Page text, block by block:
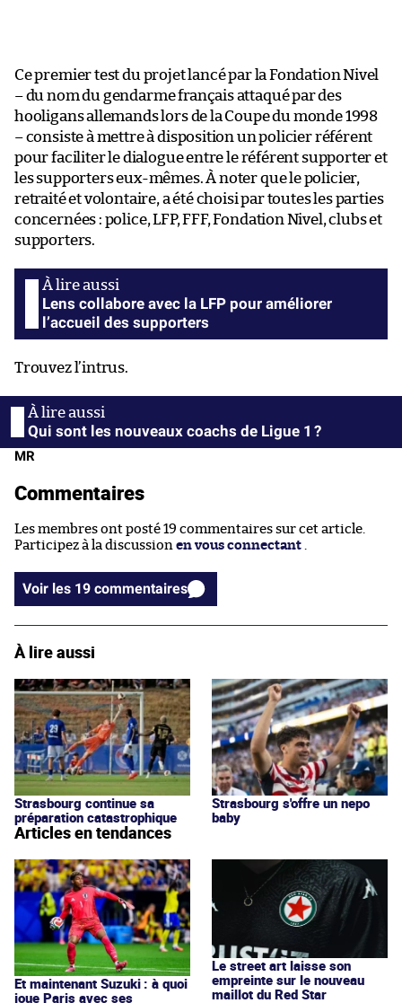
Ce premier test du projet lancé par la Fondation Nivel
– du nom du gendarme français attaqué par des
hooligans allemands lors de la Coupe du monde 1998
– consiste à mettre à disposition un policier référent
pour faciliter le dialogue entre le référent supporter et
les supporters eux-mêmes. À noter que le policier,
retraité et volontaire, a été choisi par toutes les parties
concernées : police, LFP, FFF, Fondation Nivel, clubs et
supporters.
Lens collabore avec la LFP pour améliorer
l’accueil des supporters
Trouvez l’intrus.
Qui sont les nouveaux coachs de Ligue 1 ?
MR
Commentaires
Les membres ont posté 19 commentaires sur cet article.
Participez à la discussion en vous connectant
Voir les 19 commentaires
À lire aussi
Strasbourg continue sa
préparation catastrophique
Strasbourg s'offre un nepo
baby
Articles en tendances
Et maintenant Suzuki : à quoi
joue Paris avec ses
Le street art laisse son
empreinte sur le nouveau
maillot du Red Star